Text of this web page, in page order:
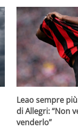
Leao sempre
di Allegri: “Non
venderlo”